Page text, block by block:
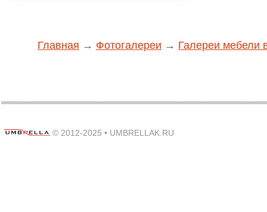
Главная → Фотогалереи → Галереи мебели
© 2012-2025 • UMBRELLAK.RU